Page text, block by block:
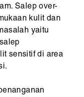
Salep over-
kulit dan
yaitu
sensitif di area